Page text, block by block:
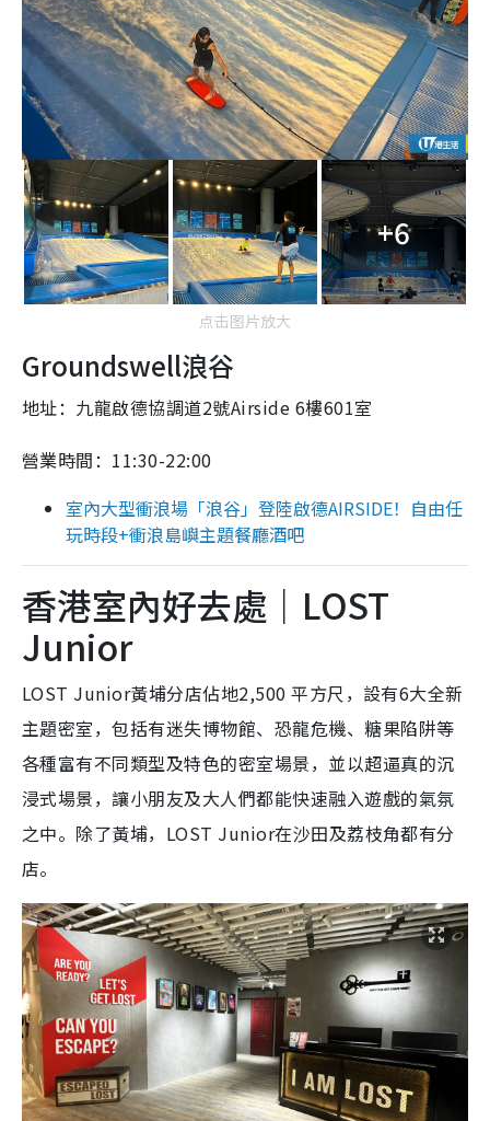
+6
点击图片放大
Groundswell浪谷
地址：九龍啟德協調道2號Airside 6樓601室
營業時間：11:30-22:00
室內大型衝浪場「浪谷」登陸啟德AIRSIDE！自由任
玩時段+衝浪島嶼主題餐廳酒吧
香港室內好去處｜LOST
Junior
LOST Junior黃埔分店佔地2,500 平方尺， 設有6大全新
主題密室，包括有迷失博物館、恐龍危機、糖果陷阱等
各種富有不同類型及特色的密室場景，並以超逼真的沉
浸式場景，讓小朋友及大人們都能快速融入遊戲的氣氛
之中。除了黃埔，LOST Junior在沙田及荔枝角都有分
店。